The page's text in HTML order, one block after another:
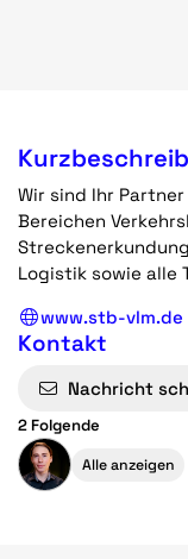
Wir sind Ihr
Bereichen
Logistik sowie alle
www.stb-vlm.de
Kontakt
Nachricht
2 Folgende
Alle anzeigen